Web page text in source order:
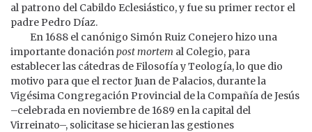
al patrono del Cabildo Eclesiástico, y fue su primer rector el
padre Pedro Díaz.
En 1688 el canónigo Simón Ruiz Conejero hizo una
importante donaciónpost mortem al Colegio, para
establecer las cátedras de Filosofía y Teología, lo que dio
motivo para que el rector Juan de Palacios, durante la
Vigésima Congregación Provincial de la Compañía de Jesús
–celebrada en noviembre de 1689 en la capital del
Virreinato–, solicitase se hicieran las gestiones